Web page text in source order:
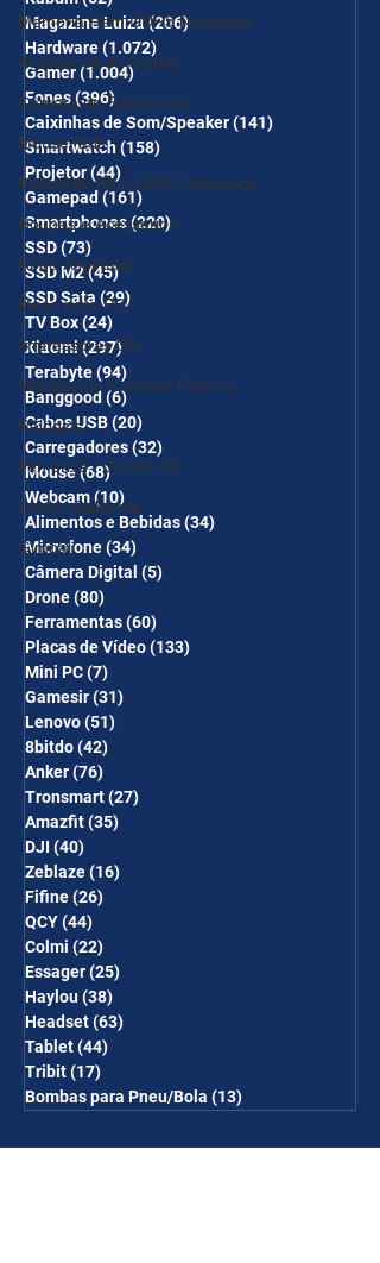
Memória Ram DDR5 Notebook
Acessórios de Celular
Câmera de Segurança
MousePads
Memórtia Ram DDR4 Notebook
Roupas e Acessórios
Robô Aspirador
Mesa para PC
Impressoras 3D
Veículos de Controle Remoto
Relógios
Pen drive / Cartão SD
Cooler Gabinete
Gimbal
Magazine Luiza(206)206 posts
Hardware(1.072)
Gamer(1.004)1.004 posts
Fones(396)396 posts
Caixinhas de Som/Speaker(141)
Smartwatch(158)
Projetor(44) 44 posts
Gamepad (161)
Smartphones(220)220 posts
SSD(73)
SSD M2(45)45 posts
SSD Sata(29)
TV Box(24)
Xiaomi (297)297 posts
Terabyte(94)
Banggood (6)6 posts
Cabos USB(20)
Carregadores(32)
Mouse(68)68 posts
Webcam(10)10 posts
Alimentos e Bebidas(34)
Microfone(34)
Câmera Digital (5)
Drone(80)
Ferramentas(60)
Placas de Vídeo(133)
Mini PC(7)
Gamesir(31)
Lenovo(51)
8bitdo(42)
Anker(76)
Tronsmart(27)
Amazfit(35)
DJI (40)
Zeblaze(16)
Fifine(26)
QCY(44)
Colmi (22)
Essager(25)
Haylou(38)
Headset(63)
Tablet(44)
Tribit(17)
Bombas para Pneu/Bola (13)